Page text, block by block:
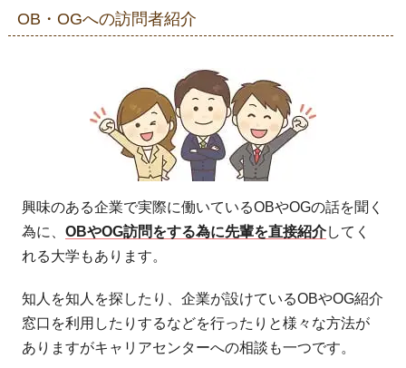
OB・OGへの訪問者紹介
興味のある企業で実際に働いているOBやOGの話を聞く
為に、OBやOG訪問をする為に先輩を直接紹介してく
れる大学もあります。
知人を知人を探したり、企業が設けているOBやOG紹介
窓口を利用したりするなどを行ったりと様々な方法が
ありますがキャリアセンターへの相談も一つです。